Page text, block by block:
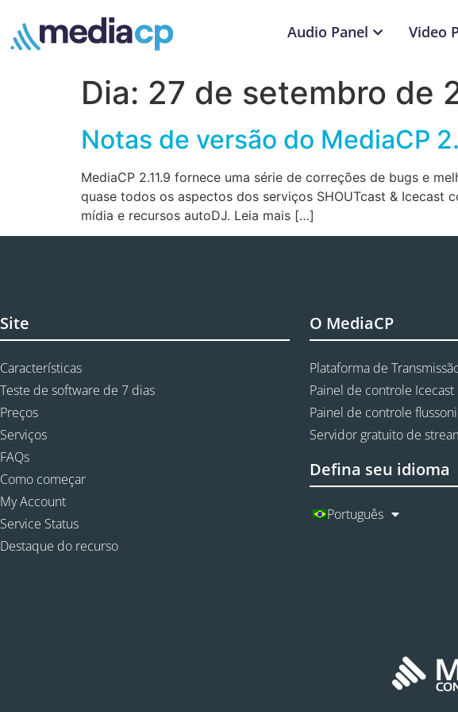
Audio Panel Video
Dia: 27 de setembro de
Notas de versão do MediaCP
MediaCP 2.11.9 fornece uma série de correções de bugs e
quase todos os aspectos dos serviços SHOUTcast &
mídia e recursos autoDJ. Leia mais […]
Site
Características
Teste de software de 7 dias
Preços
Serviços
FAQs
Como começar
My Account
Service Status
Destaque do recurso
O MediaCP
Plataforma de
Painel de controle Icecast
Painel de controle
Servidor gratuito de
Defina seu idioma
Português